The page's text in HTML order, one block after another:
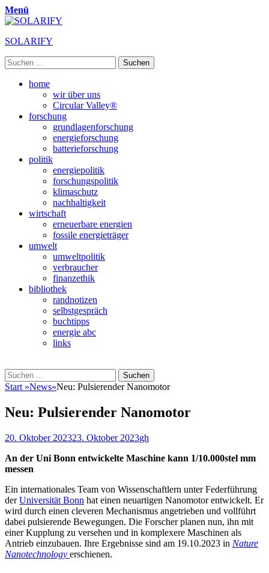
Menü
SOLARIFY
Suchen
nach:
Primäres
Zum
home
wir über uns
Circular Valley®
forschung
grundlagenforschung
energieforschung
batterieforschung
politik
energiepolitik
forschungspolitik
klimaschutz
nachhaltigkeit
wirtschaft
erneuerbare energien
fossile energieträger
umwelt
umweltpolitik
verbraucher
finanzethik
bibliothek
randnotizen
selbstgespräch
buchtipps
energie abc
links
Suchen
Suchen
nach:
Start »News»Neu: Pulsierender Nanomotor
Neu: Pulsierender Nanomotor
Veröffentlicht
20. Oktober 202323. Oktober 2023Autor
gh
An der Uni Bonn entwickelte Maschine kann 1/10.000stel mm
messen
Ein internationales Team von Wissenschaftlern unter Federführung
derUniversität Bonn hat einen neuartigen Nanomotor entwickelt. Er
wird durch einen cleveren Mechanismus angetrieben und vollführt
dabei pulsierende Bewegungen. Die Forscher planen nun, ihn mit
einer Kupplung zu versehen und in komplexere Maschinen als
Antrieb einzubauen. Ihre Ergebnisse sind am 19.10.2023 in Nature
Nanotechnology erschienen.